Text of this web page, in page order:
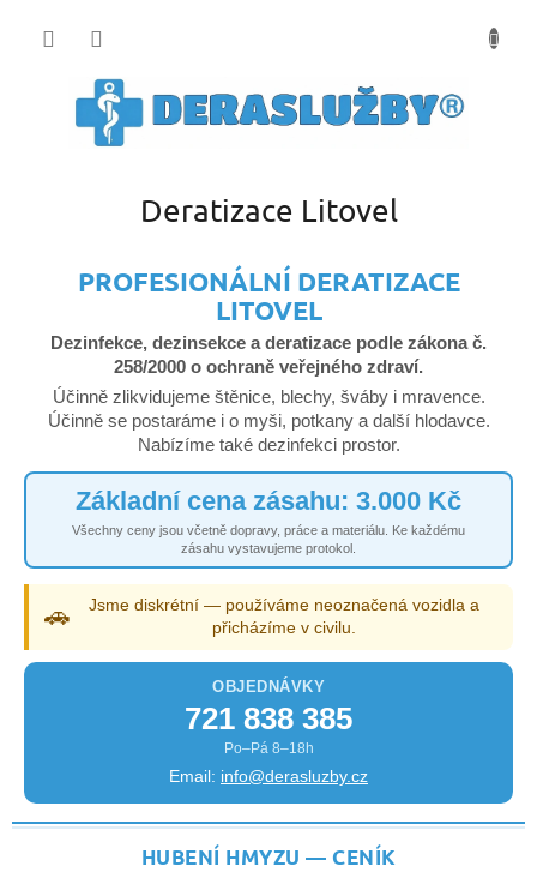
Deratizace Litovel
PROFESIONÁLNÍ DERATIZACE
LITOVEL
Dezinfekce, dezinsekce a deratizace podle zákona č.
258/2000 o ochraně veřejného zdraví.
Účinně zlikvidujeme štěnice, blechy, šváby i mravence.
Účinně se postaráme i o myši, potkany a další hlodavce.
Nabízíme také dezinfekci prostor.
Základní cena zásahu: 3.000 Kč
Všechny ceny jsou včetně dopravy, práce a materiálu. Ke každému
zásahu vystavujeme protokol.
🚗
Jsme diskrétní — používáme neoznačená vozidla a
přicházíme v civilu.
OBJEDNÁVKY
721 838 385
Po–Pá 8–18h
Email: info@derasluzby.cz
HUBENÍ HMYZU — CENÍK